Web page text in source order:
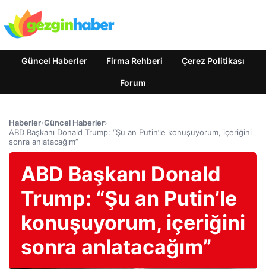
Güncel Haberler Firma Rehberi Çerez Politikası
Forum
Haberler›Güncel Haberler›
ABD Başkanı Donald Trump: “Şu an Putin’le konuşuyorum, içeriğini
sonra anlatacağım”
ABD Başkanı Donald
Trump: “Şu an Putin’le
konuşuyorum, içeriğini
sonra anlatacağım”